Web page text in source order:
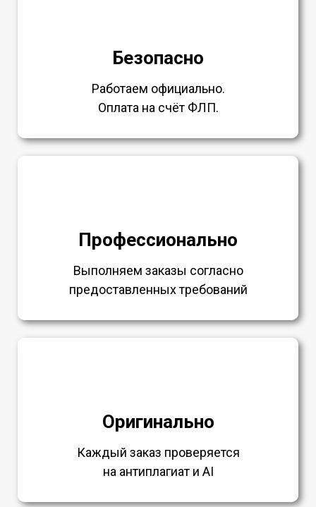
Безопасно
Работаем официально.
Оплата на счёт ФЛП.
Профессионально
Выполняем заказы согласно
предоставленных требований
Оригинально
Каждый заказ проверяется
на антиплагиат и AI